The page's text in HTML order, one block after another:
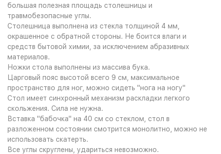
большая полезная площадь столешницы и
травмобезопасные углы.
Столешница выполнена из стекла толщиной 4 мм,
окрашенное с обратной стороны. Не боится влаги и
средств бытовой химии, за исключением абразивных
материалов.
Ножки стола выполнены из массива бука.
Царговый пояс высотой всего 9 см, максимальное
пространство для ног, можно сидеть "нога на ногу"
Стол имеет синхронный механизм раскладки легкого
скольжения. Сила не нужна.
Вставка "бабочка" на 40 см со стеклом, стол в
разложенном состоянии смотрится монолитно, можно не
использовать скатерть.
Все углы скруглены, удариться невозможно.